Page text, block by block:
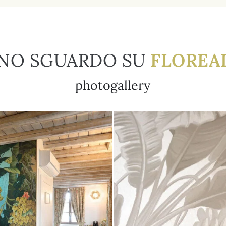
SGUARDO SU
photogallery